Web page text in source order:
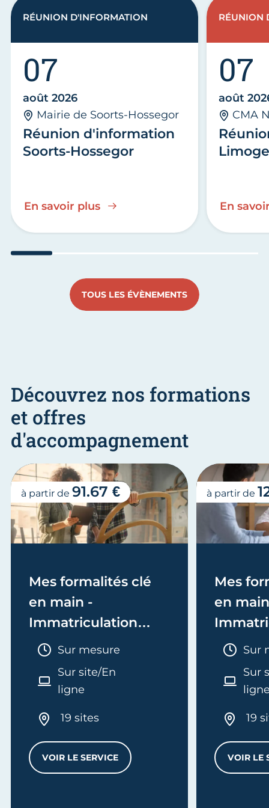
Réunion d'information
Soorts-Hossegor
07
août 2026
Mairie de Soorts-Hossegor
En savoir plus
RÉUNION D'INFORMATION
07
août
CMA
En
RÉUNION
TOUS LES ÉVÈNEMENTS
Découvrez nos formations
et offres
d'accompagnement
Mes formalités clé
en main -
Immatriculation
(EI/Micro-entreprise
Durée :
Sur mesure
Sur site/En
ligne
19 sites
VOIR LE SERVICEMES FORMALITÉS CLÉ EN MAIN -
à partir de 91.67 €
Mes
en
Sur
Sur
19
VOIR LE
à partir de